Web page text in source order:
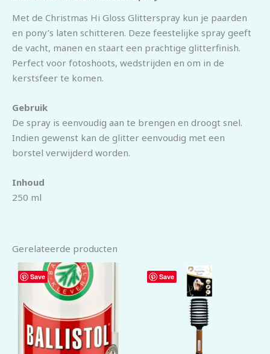
Met de Christmas Hi Gloss Glitterspray kun je paarden
en pony’s laten schitteren. Deze feestelijke spray geeft
de vacht, manen en staart een prachtige glitterfinish.
Perfect voor fotoshoots, wedstrijden en om in de
kerstsfeer te komen.
Gebruik
De spray is eenvoudig aan te brengen en droogt snel.
Indien gewenst kan de glitter eenvoudig met een
borstel verwijderd worden.
Inhoud
250 ml
Gerelateerde producten
Save Save